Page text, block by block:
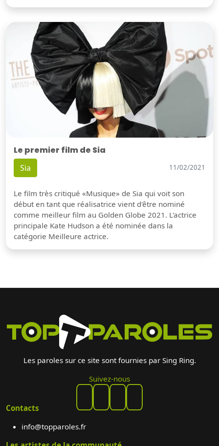
Le premier film de Sia
Sia 11/02/2021
Le film très critiqué «Musique» de Sia qui voit son
début en tant que réalisatrice vient d'être nominé
comme meilleur film au Golden Globe 2021. L'actrice
principale Kate Hudson a été nominée dans la
catégorie Meilleure actrice.
Les paroles sur ce site sont fournies par Sing Ring.
Suivez-nous
Contacts
info@topparoles.fr